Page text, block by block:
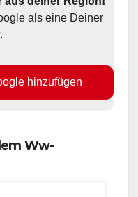
als eine Deiner
hinzufügen
Ww-